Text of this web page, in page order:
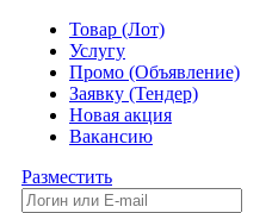
Товар (Лот)
Услугу
Промо (Объявление)
Заявку (Тендер)
Новая акция
Вакансию
Разместить